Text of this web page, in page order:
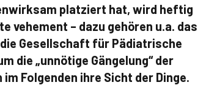
platziert hat, wird heftig
vehement – dazu gehören u.a. das
Gesellschaft für Pädiatrische
die „unnötige Gängelung“ der
Folgenden ihre Sicht der Dinge.